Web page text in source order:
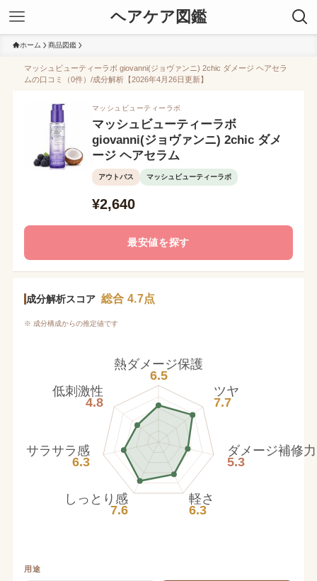
ヘアケア図鑑
ホーム 商品図鑑
マッシュビューティーラボ giovanni(ジョヴァンニ) 2chic ダメージ ヘアセラ
ムの口コミ（0件）/成分解析【2026年4月26日更新】
マッシュビューティーラボ
マッシュビューティーラボ
giovanni(ジョヴァンニ) 2chic ダメ
ージ ヘアセラム
アウトバス マッシュビューティーラボ
¥2,640
最安値を探す
成分解析スコア 総合 4.7点
※ 成分構成からの推定値です
熱ダメージ保護
6.5
ツヤ
7.7
ダメージ補修力
5.3
軽さ
6.3
しっとり感
7.6
サラサラ感
6.3
低刺激性
4.8
用途